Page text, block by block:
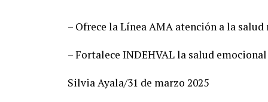
perfiles honestos y profesionales que
Esteban Villegas, y volveremos a hacerlo
recordó que esta alianza fue referente
Morena y por ofrecer gobiernos cercanos
– Ofrece la Línea AMA atención a la salud
– Fortalece INDEHVAL la salud
Silvia Ayala/31 de marzo 2025